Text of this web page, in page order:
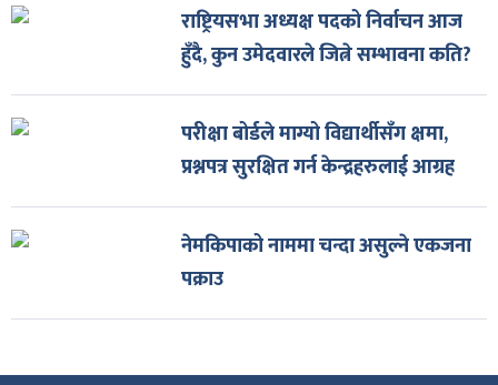
राष्ट्रियसभा अध्यक्ष पदको निर्वाचन आज
हुँदै, कुन उमेदवारले जित्ने सम्भावना कति?
परीक्षा बोर्डले माग्यो विद्यार्थीसँग क्षमा,
प्रश्नपत्र सुरक्षित गर्न केन्द्रहरुलाई आग्रह
नेमकिपाको नाममा चन्दा असुल्ने एकजना
पक्राउ